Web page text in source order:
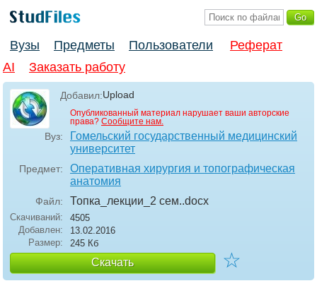
Вузы Предметы Пользователи
Реферат
AI
Заказать работу
Добавил:Upload
Опубликованный материал нарушает ваши авторские
права? Сообщите нам.
Вуз:
Гомельский государственный медицинский
университет
Предмет:
Оперативная хирургия и топографическая
анатомия
Файл: Топка_лекции_2 сем..docx
Скачиваний:
4505
Добавлен:
13.02.2016
Размер:
245 Кб
Скачать ☆